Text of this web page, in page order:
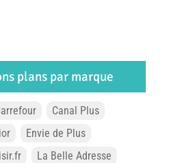
plans par marque
Canal Plus
Envie de Plus
La Belle Adresse